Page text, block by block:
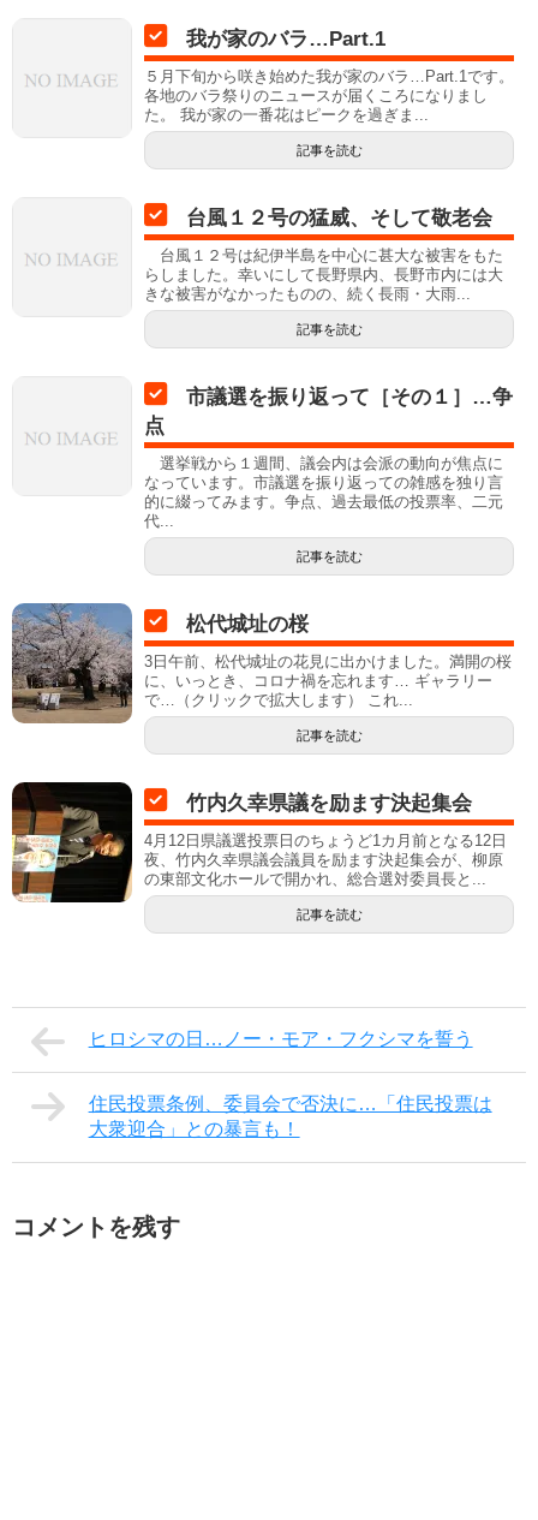
我が家のバラ…Part.1
５月下旬から咲き始めた我が家のバラ…Part.1です。
各地のバラ祭りのニュースが届くころになりまし
た。 我が家の一番花はピークを過ぎま...
記事を読む
台風１２号の猛威、そして敬老会
台風１２号は紀伊半島を中心に甚大な被害をもた
らしました。幸いにして長野県内、長野市内には大
きな被害がなかったものの、続く長雨・大雨...
記事を読む
市議選を振り返って［その１］…争
点
選挙戦から１週間、議会内は会派の動向が焦点に
なっています。市議選を振り返っての雑感を独り言
的に綴ってみます。争点、過去最低の投票率、二元
代...
記事を読む
松代城址の桜
3日午前、松代城址の花見に出かけました。満開の桜
に、いっとき、コロナ禍を忘れます… ギャラリー
で…（クリックで拡大します） これ...
記事を読む
竹内久幸県議を励ます決起集会
4月12日県議選投票日のちょうど1カ月前となる12日
夜、竹内久幸県議会議員を励ます決起集会が、柳原
の東部文化ホールで開かれ、総合選対委員長と...
記事を読む
ヒロシマの日…ノー・モア・フクシマを誓う
住民投票条例、委員会で否決に…「住民投票は
大衆迎合」との暴言も！
コメントを残す